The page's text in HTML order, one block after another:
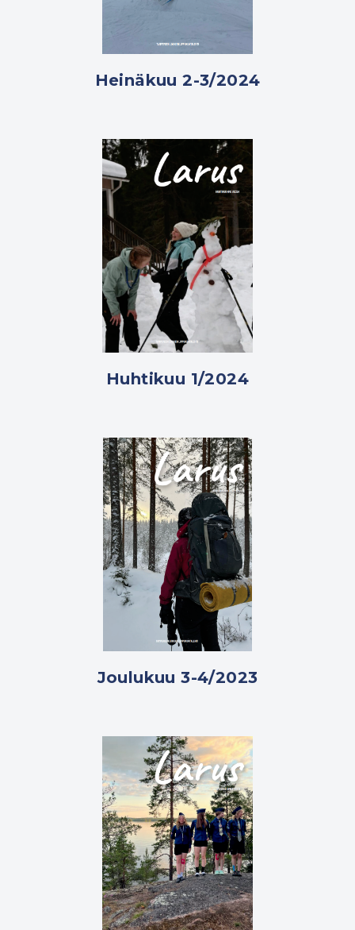
Heinäkuu 2-3/2024
Huhtikuu 1/2024
Joulukuu 3-4/2023